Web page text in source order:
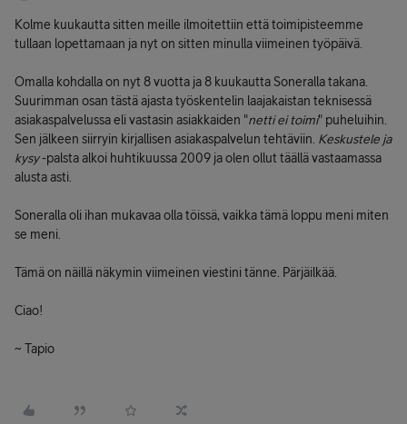
Kolme kuukautta sitten meille ilmoitettiin että toimipisteemme
tullaan lopettamaan ja nyt on sitten minulla viimeinen työpäivä.
Omalla kohdalla on nyt 8 vuotta ja 8 kuukautta Soneralla takana.
Suurimman osan tästä ajasta työskentelin laajakaistan teknisessä
asiakaspalvelussa eli vastasin asiakkaiden "netti ei toimi" puheluihin.
Sen jälkeen siirryin kirjallisen asiakaspalvelun tehtäviin. Keskustele ja
kysy-palsta alkoi huhtikuussa 2009 ja olen ollut täällä vastaamassa
alusta asti.
Soneralla oli ihan mukavaa olla töissä, vaikka tämä loppu meni miten
se meni.
Tämä on näillä näkymin viimeinen viestini tänne. Pärjäilkää.
Ciao!
~ Tapio